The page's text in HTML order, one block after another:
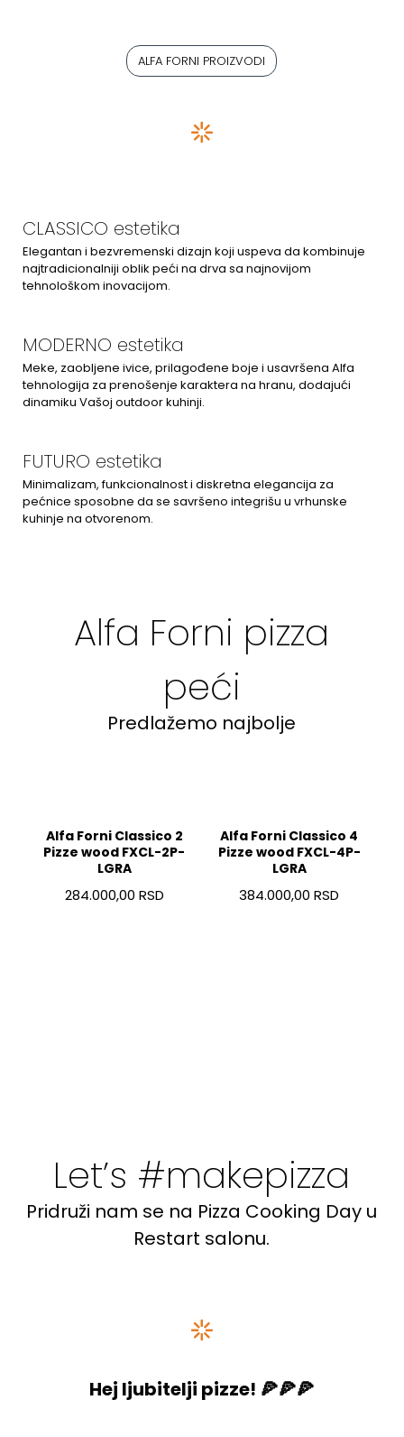
ALFA FORNI PROIZVODI
CLASSICO estetika
Elegantan i bezvremenski dizajn koji uspeva da kombinuje
najtradicionalniji oblik peći na drva sa najnovijom
tehnološkom inovacijom.
MODERNO estetika
Meke, zaobljene ivice, prilagođene boje i usavršena Alfa
tehnologija za prenošenje karaktera na hranu, dodajući
dinamiku Vašoj outdoor kuhinji.
FUTURO estetika
Minimalizam, funkcionalnost i diskretna elegancija za
pećnice sposobne da se savršeno integrišu u vrhunske
kuhinje na otvorenom.
Alfa Forni pizza
peći
Predlažemo najbolje
Alfa Forni Classico 2
Pizze wood FXCL-2P-
LGRA
284.000,00 RSD
Alfa Forni Classico 4
Pizze wood FXCL-4P-
LGRA
384.000,00 RSD
Let’s #makepizza
Pridruži nam se na Pizza Cooking Day u
Restart salonu.
Hej ljubitelji pizze! 🍕🍕🍕